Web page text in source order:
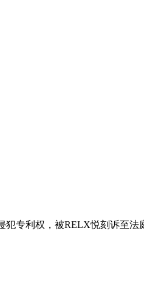
专利权，被RELX悦刻诉至